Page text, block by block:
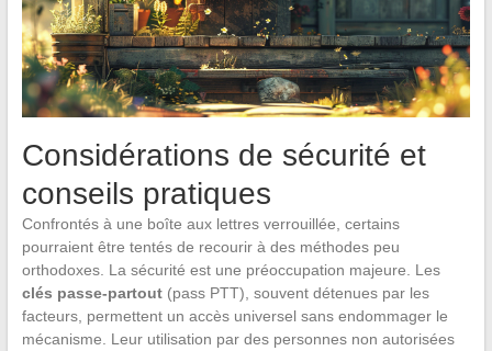
Considérations de sécurité et
conseils pratiques
Confrontés à une boîte aux lettres verrouillée, certains
pourraient être tentés de recourir à des méthodes peu
orthodoxes. La sécurité est une préoccupation majeure. Les
clés passe-partout(pass PTT), souvent détenues par les
facteurs, permettent un accès universel sans endommager le
mécanisme. Leur utilisation par des personnes non autorisées